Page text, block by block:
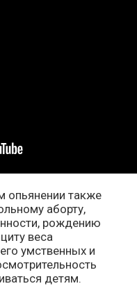
опьянении также
аборту,
рождению
веса
умственных и
детям.